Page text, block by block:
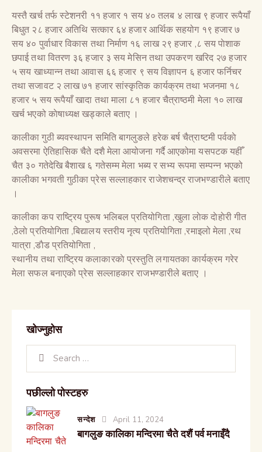
यस्तै खर्च तर्फ स्टेशनरी ११ हजार १ सय ४० तलब ४ लाख ९ हजार रूपैयाँ
बिधुत २८ हजार अतिथि सत्कार ६४ हजार आर्थिक सहयोग १९ हजार ७
सय ४० पुर्वाधार विकास तथा निर्माण १६ लाख २९ हजार ,८ सय पाेशाक
छपाई तथा वितरण ३६ हजार ३ सय मेसिन तथा उपकरण खरिद २७ हजार
५ सय खाध्यान्न तथा आवास ६६ हजार ९ सय विज्ञापन ६ हजार फर्निचर
तथा सजावट २ लाख ७१ हजार सांस्कृतिक कार्यक्रम तथा भजनमा १८
हजार ५ सय रूपैयाँ खादा तथा माला ८१ हजार चैत्राष्ठमी मेला १० लाख
खर्च भएको काेषाध्यक्ष खड्काले बताए ।
कालीका गुठी ब्यवस्थापन समिति बागलुङले हरेक बर्ष चैत्राष्टमी पर्वकाे
अवसरमा ऐतिहासिक चैते दशै मेला आयोजना गर्दै आएकोमा यसपटक यहीँ
चैत ३० गतेदेखि बैशाख ६ गतेसम्म मेला भब्य र सभ्य रूपमा सम्पन्न भएको
कालीका भगवती गुठीका प्रेस सल्लाहकार राजेशचन्द्र राजभण्डारीले बताए
।
कालीका कप राष्ट्रिय पुरूष भलिबल प्रतियोगिता ,खुला लाेक दाेहाेरी गीत
,ठेलाे प्रतियोगिता ,बिद्यालय स्तरीय नृत्य प्रतियोगिता ,रमाइलो मेला ,रथ
यात्रा ,डाैड प्रतियोगिता ,
स्थानीय तथा राष्ट्रिय कलाकारकाे प्रस्तुति लगायतका कार्यक्रम गरेर
मेला सफल बनाएको प्रेस सल्लाहकार राजभण्डारीले बताए ।
खोज्नुहोस
पछील्लो पोस्टहरु
सन्देश April 11, 2024
बागलुङ कालिका मन्दिरमा चैते दशैं पर्व मनाइँदै